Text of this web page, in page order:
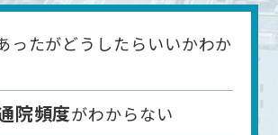
ったがどうしたらいいかわか
院頻度がわからない